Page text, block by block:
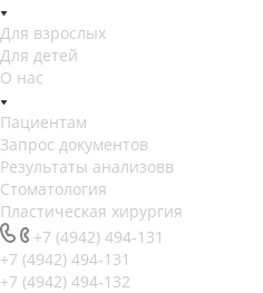
Для взрослых
Для детей
О нас
Пациентам
Запрос документов
Результаты анализовв
Стоматология
Пластическая хирургия
+7 (4942) 494-131
+7 (4942) 494-131
+7 (4942) 494-132